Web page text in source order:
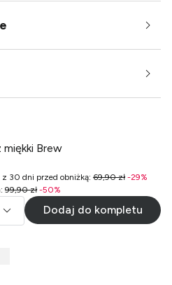
Brew
z 30 dni przed obniżką: 69,90 zł -29%
: 99,90 zł -50%
Dodaj do kompletu